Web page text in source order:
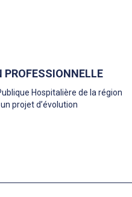
PROFESSIONNELLE
Hospitalière de la région
projet d’évolution